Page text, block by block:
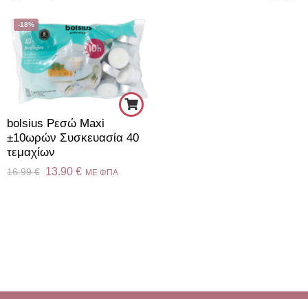
-18%
bolsius Ρεσώ Maxi
±10ωρών Συσκευασία 40
τεμαχίων
16.99€ 13.90 € ME ΦΠΑ